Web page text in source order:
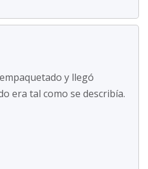
y llegó
era tal como se describía.